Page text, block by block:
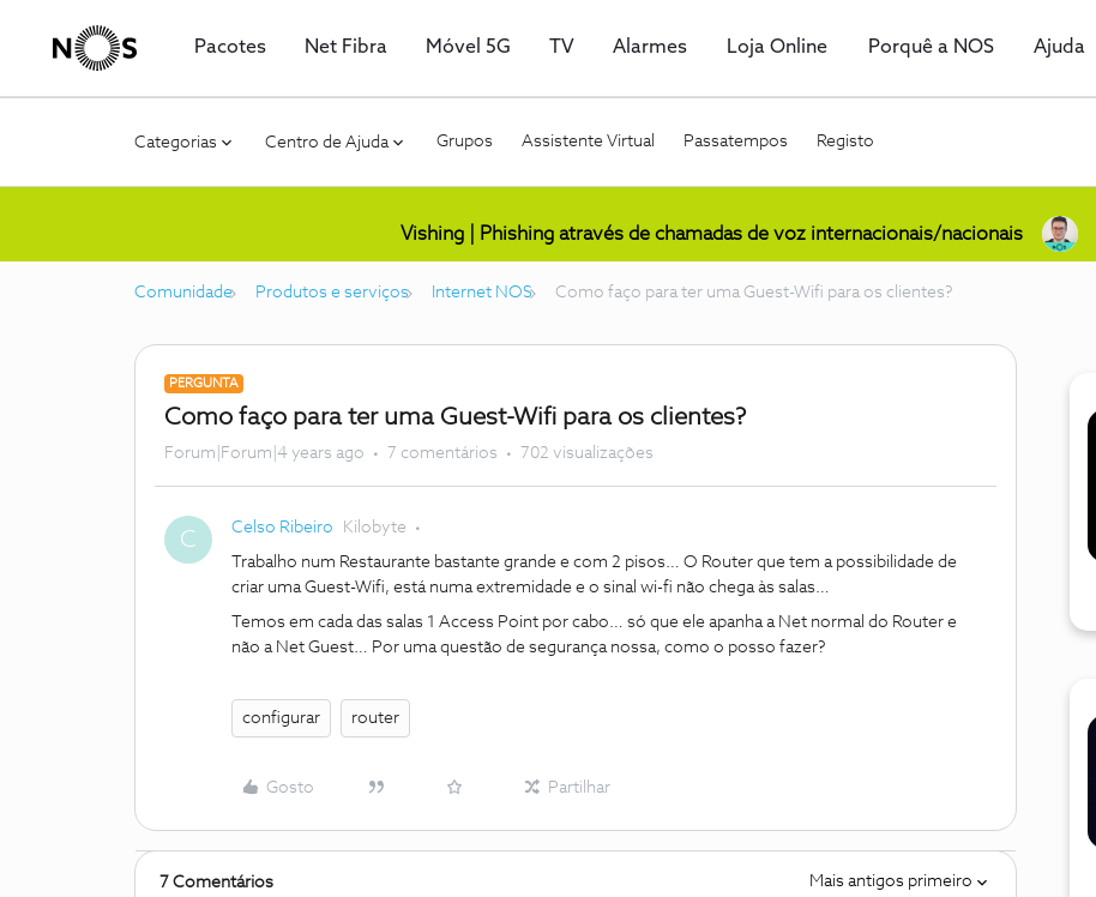
Pacotes Net Fibra Móvel 5G TV Alarmes Loja Online Porquê a NOS Ajuda
Categorias Centro de Ajuda Grupos Assistente Virtual Passatempos Registo
Vishing | Phishing através de chamadas de voz internacionais/nacionais
Comunidade Produtos e serviços Internet NOS Como faço para ter uma Guest-Wifi para os clientes?
PERGUNTA
Como faço para ter uma Guest-Wifi para os clientes?
Forum|Forum|4 years ago 7 comentários 702 visualizações
C Celso Ribeiro Kilobyte
Trabalho num Restaurante bastante grande e com 2 pisos… O Router que tem a possibilidade de
criar uma Guest-Wifi, está numa extremidade e o sinal wi-fi não chega às salas…
Temos em cada das salas 1 Access Point por cabo… só que ele apanha a Net normal do Router e
não a Net Guest… Por uma questão de segurança nossa, como o posso fazer?
configurar router
Gosto Partilhar
7 Comentários Mais antigos primeiro